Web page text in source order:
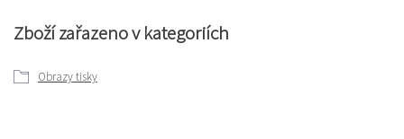
Zboží zařazeno v kategoriích
Obrazy tisky